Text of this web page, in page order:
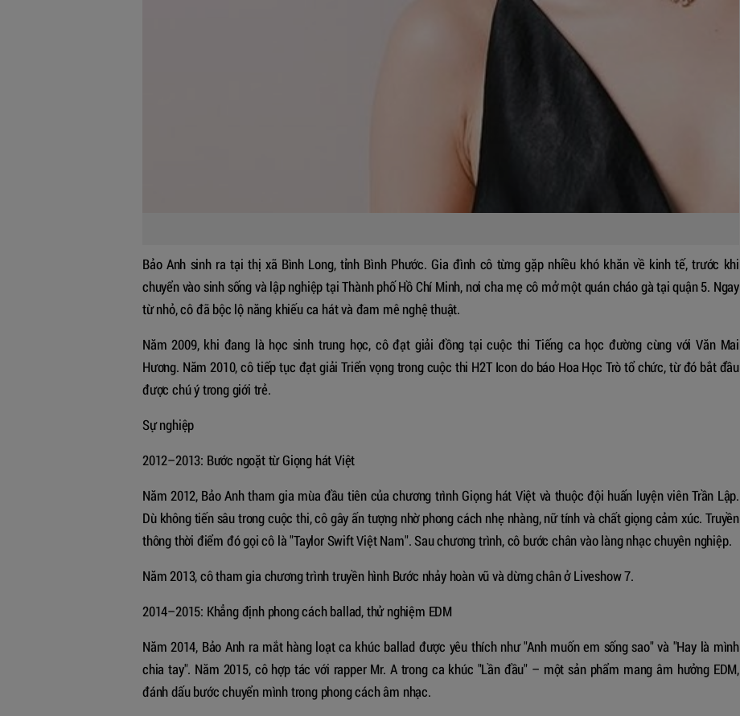
Bảo Anh sinh ra tại thị xã Bình Long, tỉnh Bình Phước. Gia đình cô từng gặp nhiều khó khăn về kinh tế, trước khi
chuyển vào sinh sống và lập nghiệp tại Thành phố Hồ Chí Minh, nơi cha mẹ cô mở một quán cháo gà tại quận 5. Ngay
từ nhỏ, cô đã bộc lộ năng khiếu ca hát và đam mê nghệ thuật.
Năm 2009, khi đang là học sinh trung học, cô đạt giải đồng tại cuộc thi Tiếng ca học đường cùng với Văn Mai
Hương. Năm 2010, cô tiếp tục đạt giải Triển vọng trong cuộc thi H2T Icon do báo Hoa Học Trò tổ chức, từ đó bắt đầu
được chú ý trong giới trẻ.
Sự nghiệp
2012–2013: Bước ngoặt từ Giọng hát Việt
Năm 2012, Bảo Anh tham gia mùa đầu tiên của chương trình Giọng hát Việt và thuộc đội huấn luyện viên Trần Lập.
Dù không tiến sâu trong cuộc thi, cô gây ấn tượng nhờ phong cách nhẹ nhàng, nữ tính và chất giọng cảm xúc. Truyền
thông thời điểm đó gọi cô là "Taylor Swift Việt Nam". Sau chương trình, cô bước chân vào làng nhạc chuyên nghiệp.
Năm 2013, cô tham gia chương trình truyền hình Bước nhảy hoàn vũ và dừng chân ở Liveshow 7.
2014–2015: Khẳng định phong cách ballad, thử nghiệm EDM
Năm 2014, Bảo Anh ra mắt hàng loạt ca khúc ballad được yêu thích như "Anh muốn em sống sao" và "Hay là mình
chia tay". Năm 2015, cô hợp tác với rapper Mr. A trong ca khúc "Lần đầu" – một sản phẩm mang âm hưởng EDM,
đánh dấu bước chuyển mình trong phong cách âm nhạc.